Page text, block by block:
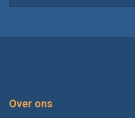
Over ons